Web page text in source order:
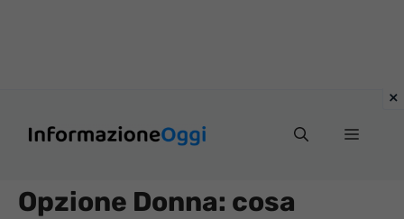
Menu
Opzione Donna: cosa